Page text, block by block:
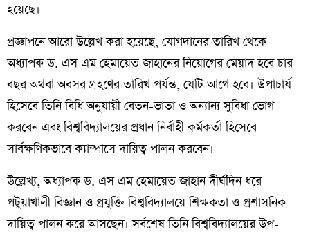
হয়েছে।
প্রজ্ঞাপনে আরো উল্লেখ করা হয়েছে, যোগদানের তারিখ থেকে
অধ্যাপক ড. এস এম হেমায়েত জাহানের নিয়োগের মেয়াদ হবে চার
বছর অথবা অবসর গ্রহণের তারিখ পর্যন্ত, যেটি আগে হবে। উপাচার্য
হিসেবে তিনি বিধি অনুযায়ী বেতন-ভাতা ও অন্যান্য সুবিধা ভোগ
করবেন এবং বিশ্ববিদ্যালয়ের প্রধান নির্বাহী কর্মকর্তা হিসেবে
সার্বক্ষণিকভাবে ক্যাম্পাসে দায়িত্ব পালন করবেন।
উল্লেখ্য, অধ্যাপক ড. এস এম হেমায়েত জাহান দীর্ঘদিন ধরে
পটুয়াখালী বিজ্ঞান ও প্রযুক্তি বিশ্ববিদ্যালয়ে শিক্ষকতা ও প্রশাসনিক
দায়িত্ব পালন করে আসছেন। সর্বশেষ তিনি বিশ্ববিদ্যালয়ের উপ-